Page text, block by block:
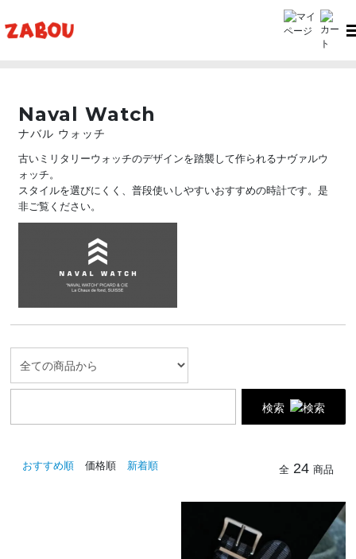
Naval Watch
ナバル ウォッチ
古いミリタリーウォッチのデザインを踏襲して作られるナヴァルウ
ォッチ。
スタイルを選びにくく、普段使いしやすいおすすめの時計です。是
非ご覧ください。
検索
おすすめ順 価格順 新着順 全 24 商品